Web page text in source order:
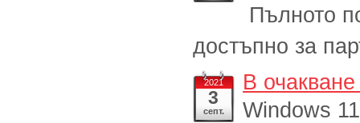
Пълното
достъпно за
2021
3
септ.
В
Windows